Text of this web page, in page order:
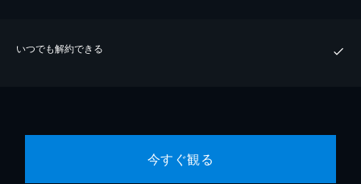
いつでも解約できる
今すぐ観る